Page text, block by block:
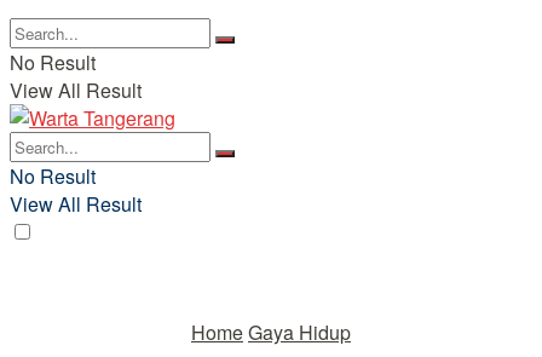
No Result
View All Result
No Result
View All Result
HomeGaya Hidup